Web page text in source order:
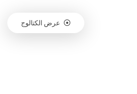
عرض الكتالوج